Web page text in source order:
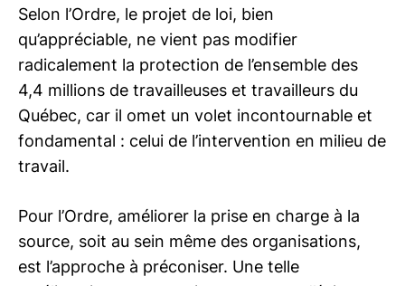
Selon l’Ordre, le projet de loi, bien
qu’appréciable, ne vient pas modifier
radicalement la protection de l’ensemble des
4,4 millions de travailleuses et travailleurs du
Québec, car il omet un volet incontournable et
fondamental : celui de l’intervention en milieu de
travail.
Pour l’Ordre, améliorer la prise en charge à la
source, soit au sein même des organisations,
est l’approche à préconiser. Une telle